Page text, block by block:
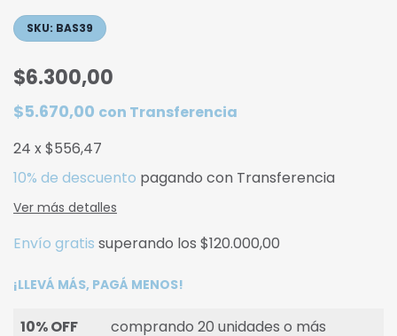
SKU: BAS39
$6.300,00
$5.670,00 con Transferencia
24 x$556,47
10% de descuento pagando con Transferencia
Ver más detalles
Envío gratis superando los $120.000,00
¡LLEVÁ MÁS, PAGÁ MENOS!
10% OFF
comprando 20 unidades o más